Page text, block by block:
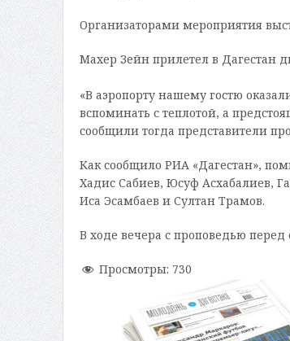
Организаторами мероприятия
Махер Зейн прилетел в Дагестан
«В аэропорту нашему гостю
вспоминать с теплотой, а
сообщили тогда представители
Как сообщило РИА «Дагестан»,
Хадис Сабиев, Юсуф Асхабалиев,
Иса Эсамбаев и Султан Трамов.
В ходе вечера с проповедью
Просмотры: 730